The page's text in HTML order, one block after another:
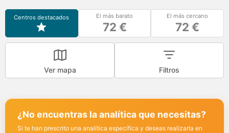
Centros destacados El más barato
72 €
El más cercano
72 €
Ver mapa Filtros
¿No encuentras la analítica que necesitas?
Si te han prescrito una analítica específica y deseas realizarla en